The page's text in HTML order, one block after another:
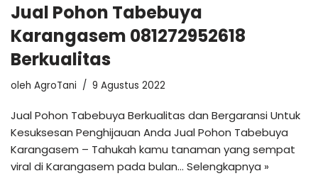
Jual Pohon Tabebuya
Karangasem 081272952618
Berkualitas
oleh AgroTani 9 Agustus 2022
Jual Pohon Tabebuya Berkualitas dan Bergaransi Untuk
Kesuksesan Penghijauan Anda Jual Pohon Tabebuya
Karangasem – Tahukah kamu tanaman yang sempat
viral di Karangasem pada bulan… Selengkapnya »